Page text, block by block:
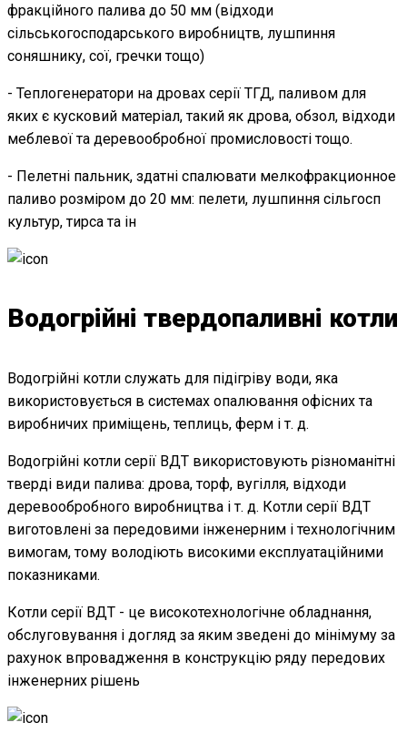
фракційного палива до 50 мм (відходи
сільськогосподарського виробництв, лушпиння
соняшнику, сої, гречки тощо)
- Теплогенератори на дровах серії ТГД, паливом для
яких є кусковий матеріал, такий як дрова, обзол, відходи
меблевої та деревообробної промисловості тощо.
- Пелетні пальник, здатні спалювати мелкофракционное
паливо розміром до 20 мм: пелети, лушпиння сільгосп
культур, тирса та ін
Водогрійні твердопаливні котли
Водогрійні котли служать для підігріву води, яка
використовується в системах опалювання офісних та
виробничих приміщень, теплиць, ферм і т. д.
Водогрійні котли серії ВДТ використовують різноманітні
тверді види палива: дрова, торф, вугілля, відходи
деревообробного виробництва і т. д. Котли серії ВДТ
виготовлені за передовими інженерним і технологічним
вимогам, тому володіють високими експлуатаційними
показниками.
Котли серії ВДТ - це високотехнологічне обладнання,
обслуговування і догляд за яким зведені до мінімуму за
рахунок впровадження в конструкцію ряду передових
інженерних рішень